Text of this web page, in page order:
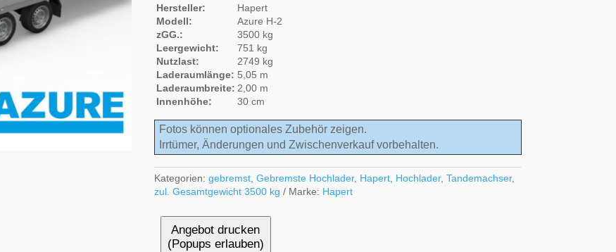
Hersteller:
Hapert
Modell:
Azure H-2
zGG.:
3500 kg
Leergewicht:
751 kg
Nutzlast:
2749 kg
Laderaumlänge: 5,05 m
Laderaumbreite: 2,00 m
Innenhöhe:
30 cm
Fotos können optionales Zubehör zeigen.
Irrtümer, Änderungen und Zwischenverkauf vorbehalten.
Kategorien:gebremst ,Gebremste Hochlader, Hapert Hochlader,Tandemachser,
zul. Gesamtgewicht 3500 kg
Marke: Hapert
Angebot drucken
(Popups erlauben)